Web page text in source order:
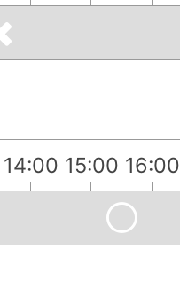
14:00 15:00 16:00